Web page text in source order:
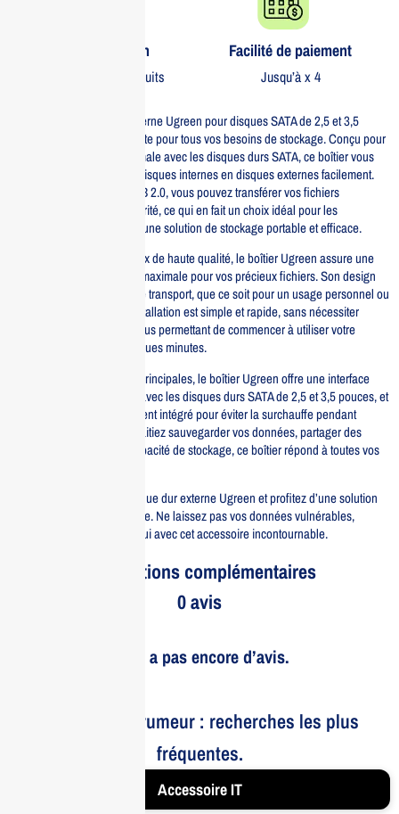
Garantie 1 an
Sur tous nos produits
Facilité de paiement
Jusqu’à x 4
Le boîtier de disque dur externe Ugreen pour disques SATA de 2,5 et 3,5
pouces est la solution parfaite pour tous vos besoins de stockage. Conçu pour
offrir une compatibilité optimale avec les disques durs SATA, ce boîtier vous
permet de transformer vos disques internes en disques externes facilement.
Grâce à sa connectivité USB 2.0, vous pouvez transférer vos fichiers
rapidement et en toute sécurité, ce qui en fait un choix idéal pour les
utilisateurs qui recherchent une solution de stockage portable et efficace.
Fabriqué avec des matériaux de haute qualité, le boîtier Ugreen assure une
durabilité et une protection maximale pour vos précieux fichiers. Son design
élégant et compact facilite le transport, que ce soit pour un usage personnel ou
professionnel. De plus, l’installation est simple et rapide, sans nécessiter
d’outils supplémentaires, vous permettant de commencer à utiliser votre
disque dur externe en quelques minutes.
Parmi ses caractéristiques principales, le boîtier Ugreen offre une interface
USB 2.0, une compatibilité avec les disques durs SATA de 2,5 et 3,5 pouces, et
un système de refroidissement intégré pour éviter la surchauffe pendant
l’utilisation. Que vous souhaitiez sauvegarder vos données, partager des
fichiers ou étendre votre capacité de stockage, ce boîtier répond à toutes vos
Optez pour le boîtier de disque dur externe Ugreen et profitez d’une solution
de stockage fiable et efficace. Ne laissez pas vos données vulnérables,
sécurisez-les dès aujourd’hui avec cet accessoire incontournable.
Informations complémentaires
0 avis
Il n’y a pas encore d’avis.
Le bruit et la rumeur : recherches les plus
fréquentes.
Accessoire IT